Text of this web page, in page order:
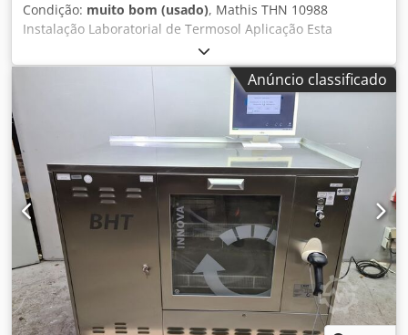
Condição: muito bom (usado), Mathis THN 10988
Instalação Laboratorial de Termosol Aplicação Esta
combinação de foulard e secador demonstrou excelente
desempenho prático. É utilizada neste formato para
diversos processos de tratamento com ar quente, como
secagem, fixação, condensação, termosolização, etc. Este
equipamento é utilizado sempre que já for necessário um
determinado tamanho de amostra, como para produzir
coleções de amostras ou similares. Secador THN Para
cobrir todas as aplicações mencionadas anteriormente e,
caso seja desejado o uso de quadros de agulhas em
operação individual do secador, recomenda-se o modelo
do tipo THN. Os quadros de agulhas padrão são
adequados para um tamanho de amostra de até máx. 50 x
50 cm (quadros de agulhas maiores sob consulta). Para
cobrir todas as aplicações mencionadas anteriormente e,
caso seja desejado o uso de quadros de agulhas em
Anúncio classificado